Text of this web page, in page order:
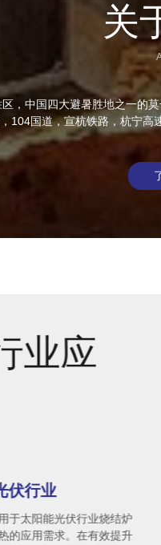
关
，中国四大避暑胜地之一
104国道，宣杭铁路，杭宁
业应
伏行业
于太阳能光伏行业烧结炉
的应用需求。在有效提升